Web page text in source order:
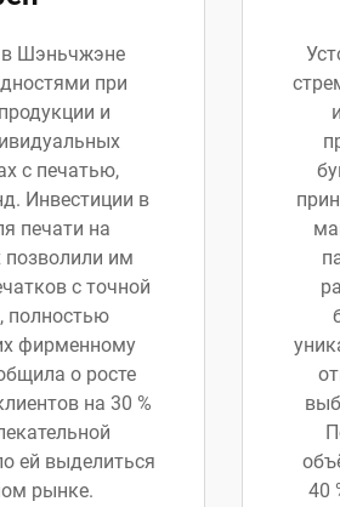
в Шэньчжэне
при
и
с печатью,
Инвестиции в
печати на
им
с точной
полностью
фирменному
о росте
на 30 %
ей выделиться
рынке.
40